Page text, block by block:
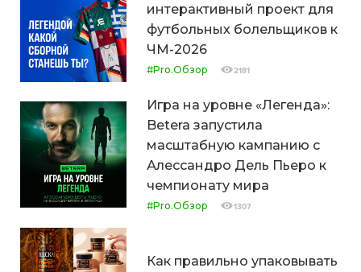
интерактивный проект для
футбольных болельщиков к
ЧМ-2026
#Pro.Обзор 2181
Игра на уровне «Легенда»:
Betera запустила
масштабную кампанию с
Алессандро Дель Пьеро к
чемпионату мира
#Pro.Обзор 1307
Как правильно упаковывать